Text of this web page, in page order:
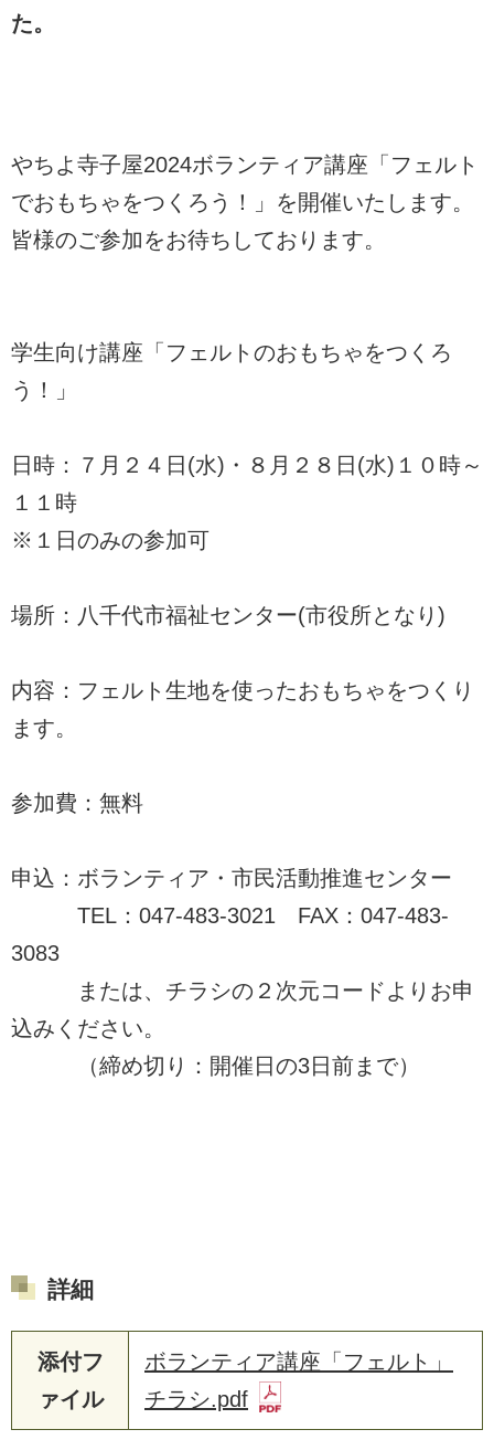
た。
やちよ寺子屋2024ボランティア講座「フェルト
でおもちゃをつくろう！」を開催いたします。
皆様のご参加をお待ちしております。
学生向け講座「フェルトのおもちゃをつくろ
う！」
日時：７月２４日(水)・８月２８日(水)１０時～
１１時
※１日のみの参加可
場所：八千代市福祉センター(市役所となり)
内容：フェルト生地を使ったおもちゃをつくり
ます。
参加費：無料
申込：ボランティア・市民活動推進センター
TEL：047-483-3021 FAX：047-483-
3083
または、チラシの２次元コードよりお申
込みください。
（締め切り：開催日の3日前まで）
詳細
添付フ
ァイル
ボランティア講座「フェルト」
チラシ.pdf